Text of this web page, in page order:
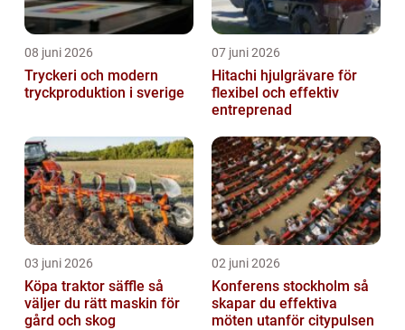
08 juni 2026
Tryckeri och modern
tryckproduktion i sverige
07 juni 2026
Hitachi hjulgrävare för
flexibel och effektiv
entreprenad
03 juni 2026
Köpa traktor säffle så
väljer du rätt maskin för
gård och skog
02 juni 2026
Konferens stockholm så
skapar du effektiva
möten utanför citypulsen